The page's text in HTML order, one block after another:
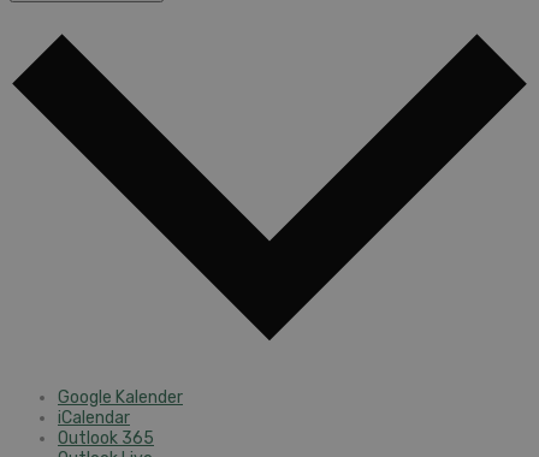
Google Kalender
iCalendar
Outlook 365